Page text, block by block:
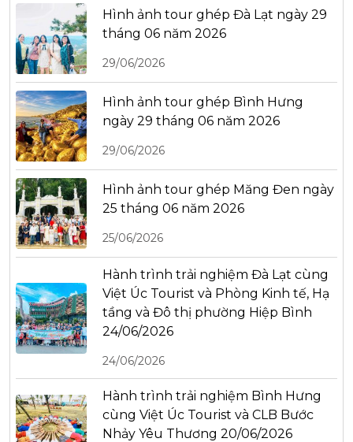
Hình ảnh tour ghép Đà Lạt ngày 29
tháng 06 năm 2026
29/06/2026
Hình ảnh tour ghép Bình Hưng
ngày 29 tháng 06 năm 2026
29/06/2026
Hình ảnh tour ghép Măng Đen ngày
25 tháng 06 năm 2026
25/06/2026
Hành trình trải nghiệm Đà Lạt cùng
Việt Úc Tourist và Phòng Kinh tế, Hạ
tầng và Đô thị phường Hiệp Bình
24/06/2026
24/06/2026
Hành trình trải nghiệm Bình Hưng
cùng Việt Úc Tourist và CLB Bước
Nhảy Yêu Thương 20/06/2026